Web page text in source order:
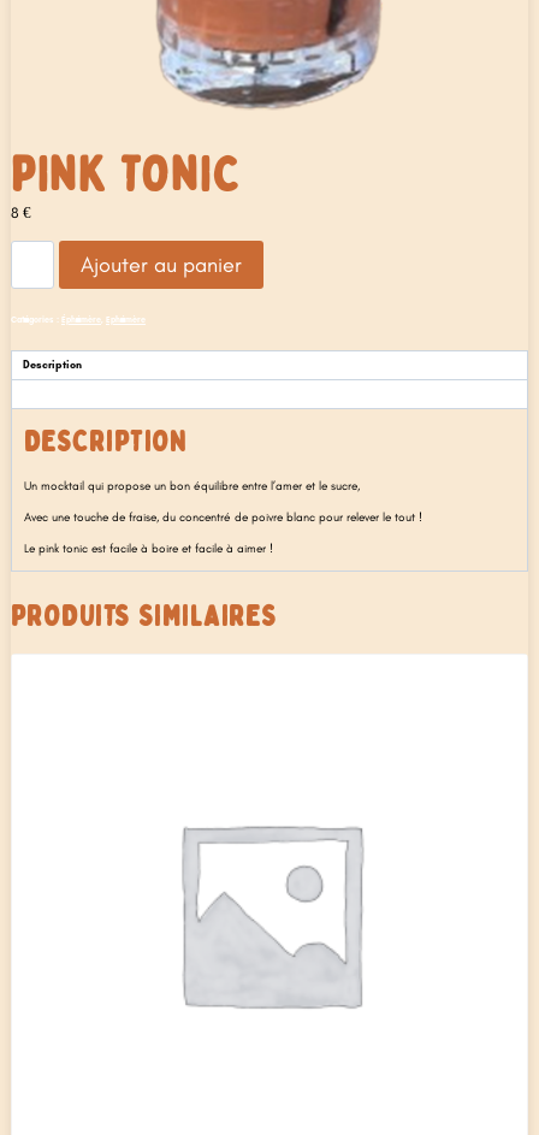
PINK TONIC
8 €
Pink
Ajouter au panier
Catégories : Éphémère Ephémère
Description
DESCRIPTION
Un mocktail qui propose un bon équilibre entre l’amer et le sucre,
Avec une touche de fraise, du concentré de poivre blanc pour relever le tout !
Le pink tonic est facile à boire et facile à aimer !
PRODUITS SIMILAIRES